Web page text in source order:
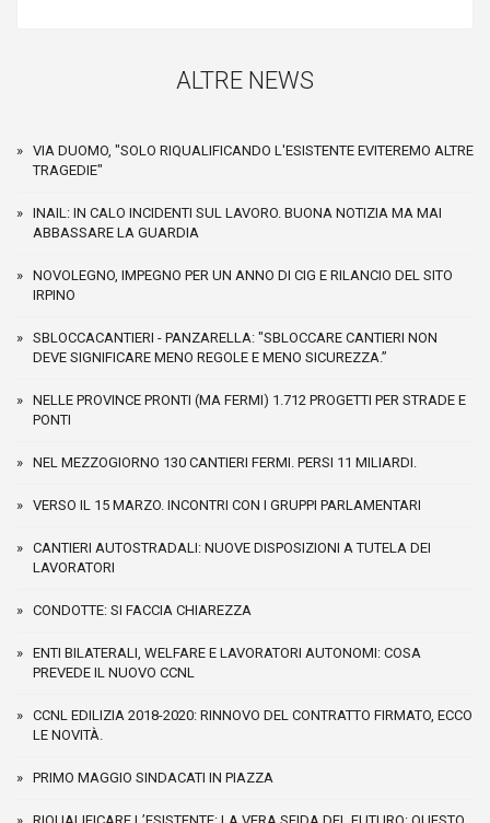
ALTRE NEWS
VIA DUOMO, "SOLO RIQUALIFICANDO L'ESISTENTE EVITEREMO ALTRE
TRAGEDIE"
INAIL: IN CALO INCIDENTI SUL LAVORO. BUONA NOTIZIA MA MAI
ABBASSARE LA GUARDIA
NOVOLEGNO, IMPEGNO PER UN ANNO DI CIG E RILANCIO DEL SITO
IRPINO
SBLOCCACANTIERI - PANZARELLA: "SBLOCCARE CANTIERI NON
DEVE SIGNIFICARE MENO REGOLE E MENO SICUREZZA.”
NELLE PROVINCE PRONTI (MA FERMI) 1.712 PROGETTI PER STRADE E
PONTI
NEL MEZZOGIORNO 130 CANTIERI FERMI. PERSI 11 MILIARDI.
VERSO IL 15 MARZO. INCONTRI CON I GRUPPI PARLAMENTARI
CANTIERI AUTOSTRADALI: NUOVE DISPOSIZIONI A TUTELA DEI
LAVORATORI
CONDOTTE: SI FACCIA CHIAREZZA
ENTI BILATERALI, WELFARE E LAVORATORI AUTONOMI: COSA
PREVEDE IL NUOVO CCNL
CCNL EDILIZIA 2018-2020: RINNOVO DEL CONTRATTO FIRMATO, ECCO
LE NOVITÀ.
PRIMO MAGGIO SINDACATI IN PIAZZA